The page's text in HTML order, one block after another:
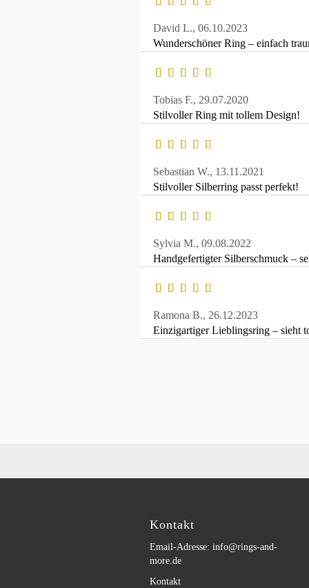
David L., 06.10.2023
Wunderschöner Ring – einfach
Tobias F., 29.07.2020
Stilvoller Ring mit tollem Design!
Sebastian W., 13.11.2021
Stilvoller Silberring passt perfekt!
Sylvia M., 09.08.2022
Handgefertigter Silberschmuck –
Ramona B., 26.12.2023
Einzigartiger Lieblingsring – sieht
Kontakt
Email-Adresse: info@rings-and-
more.de
Kontakt